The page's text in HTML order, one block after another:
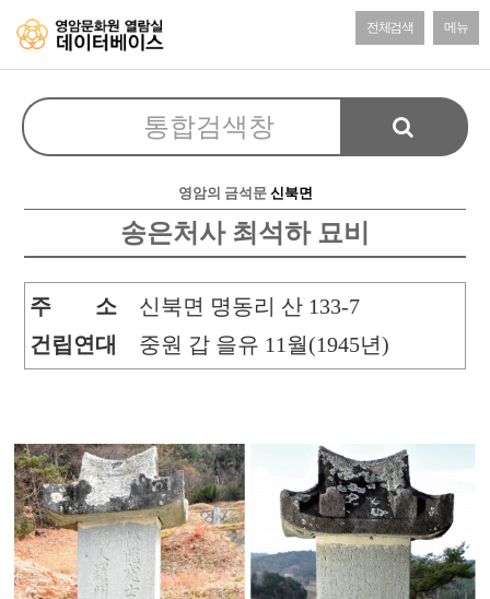
전체검색 메뉴
영암의 금석문 신북면
송은처사 최석하 묘비
주 소
신북면 명동리 산 133-7
건립연대
중원 갑 을유 11월(1945년)